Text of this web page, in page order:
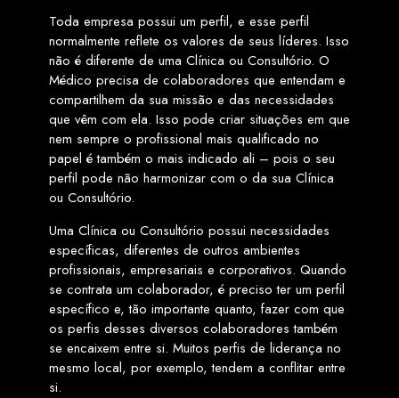
Toda empresa possui um perfil, e esse perfil
normalmente reflete os valores de seus líderes. Isso
não é diferente de uma Clínica ou Consultório. O
Médico precisa de colaboradores que entendam e
compartilhem da sua missão e das necessidades
que vêm com ela. Isso pode criar situações em que
nem sempre o profissional mais qualificado no
papel é também o mais indicado ali – pois o seu
perfil pode não harmonizar com o da sua Clínica
ou Consultório.
Uma Clínica ou Consultório possui necessidades
específicas, diferentes de outros ambientes
profissionais, empresariais e corporativos. Quando
se contrata um colaborador, é preciso ter um perfil
específico e, tão importante quanto, fazer com que
os perfis desses diversos colaboradores também
se encaixem entre si. Muitos perfis de liderança no
mesmo local, por exemplo, tendem a conflitar entre
si.